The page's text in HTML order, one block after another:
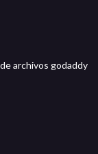
archivos godaddy